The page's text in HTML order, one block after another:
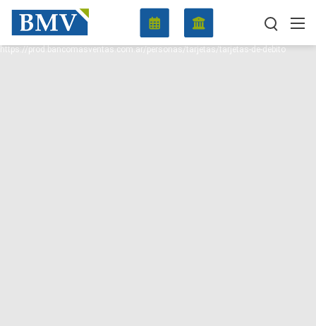
https://prod.bancomasventas.com.ar/personas/tarjetas/tarjetas-de-debito